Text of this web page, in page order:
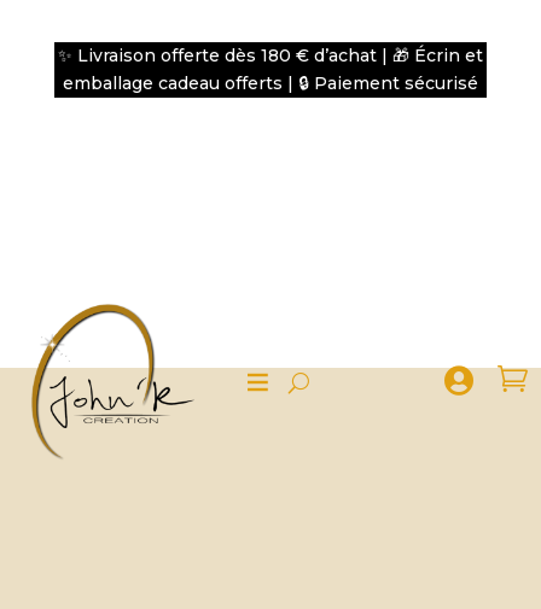
✨ Livraison offerte dès 180 € d’achat | 🎁 Écrin et
emballage cadeau offerts | 🔒 Paiement sécurisé
 